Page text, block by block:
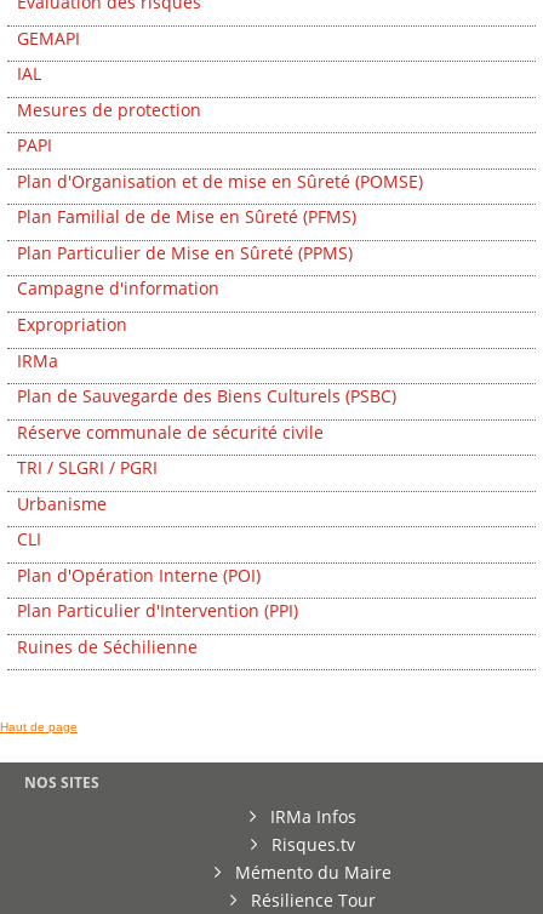
GEMAPI
IAL
Mesures de protection
PAPI
Plan d'Organisation et de mise en Sûreté (POMSE)
Plan Familial de de Mise en Sûreté (PFMS)
Plan Particulier de Mise en Sûreté (PPMS)
Campagne d'information
Expropriation
IRMa
Plan de Sauvegarde des Biens Culturels (PSBC)
Réserve communale de sécurité civile
TRI / SLGRI / PGRI
Urbanisme
CLI
Plan d'Opération Interne (POI)
Plan Particulier d'Intervention (PPI)
Ruines de Séchilienne
Haut de page
NOS SITES
IRMa Infos
Risques.tv
Mémento du Maire
Résilience Tour